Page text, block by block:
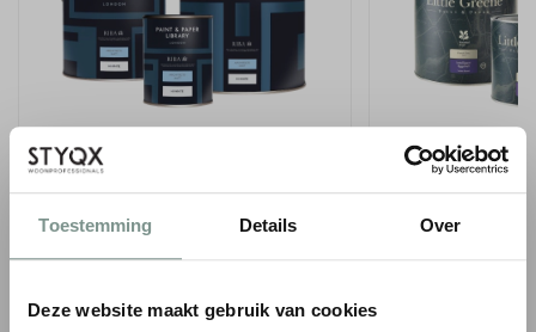
Toestemming Details Over
Deze website maakt gebruik van cookies
MATT - 0,75 LITER
€ 46,00
LITTLE GREENE
- 1 LITER
€ 75,00